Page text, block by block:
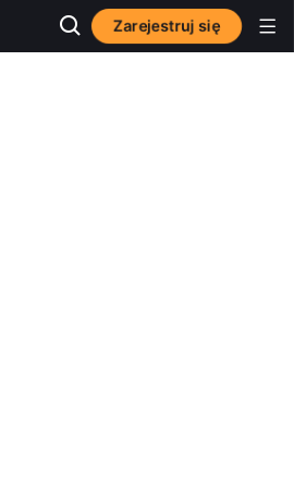
Zarejestruj się